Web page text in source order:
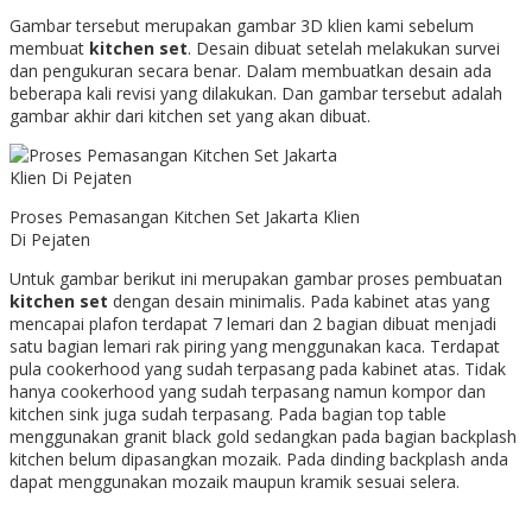
Gambar tersebut merupakan gambar 3D klien kami sebelum
membuat kitchen set. Desain dibuat setelah melakukan survei
dan pengukuran secara benar. Dalam membuatkan desain ada
beberapa kali revisi yang dilakukan. Dan gambar tersebut adalah
gambar akhir dari kitchen set yang akan dibuat.
Proses Pemasangan Kitchen Set Jakarta Klien
Di Pejaten
Untuk gambar berikut ini merupakan gambar proses pembuatan
kitchen set dengan desain minimalis. Pada kabinet atas yang
mencapai plafon terdapat 7 lemari dan 2 bagian dibuat menjadi
satu bagian lemari rak piring yang menggunakan kaca. Terdapat
pula cookerhood yang sudah terpasang pada kabinet atas. Tidak
hanya cookerhood yang sudah terpasang namun kompor dan
kitchen sink juga sudah terpasang. Pada bagian top table
menggunakan granit black gold sedangkan pada bagian backplash
kitchen belum dipasangkan mozaik. Pada dinding backplash anda
dapat menggunakan mozaik maupun kramik sesuai selera.